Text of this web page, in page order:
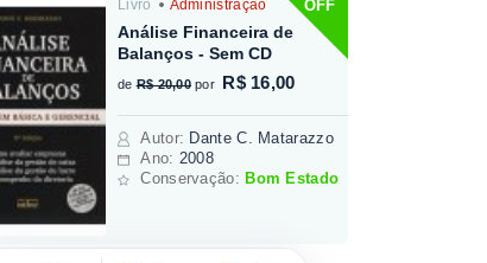
OFF
Livro Administração
Análise Financeira de
Balanços - Sem CD
de R$ 20,00 por R$ 16,00
Autor: Dante C. Matarazzo
Ano: 2008
Conservação: Bom Estado